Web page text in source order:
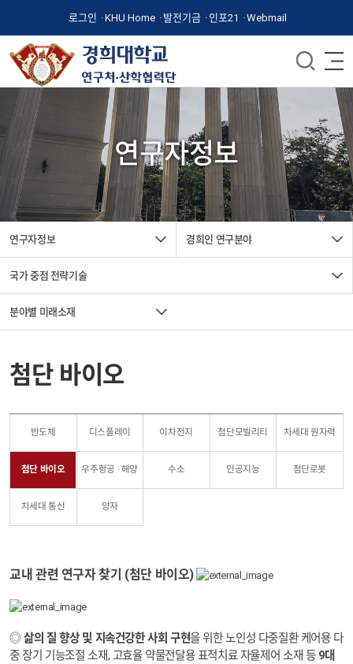
로그인 KHU Home 발전기금 인포21 Webmail
연구자정보
연구자정보 경희인 연구분야
국가 중점 전략기술
분야별 미래소재
첨단 바이오
반도체 디스플레이 이차전지 첨단모빌리티 차세대 원자력
첨단 바이오 우주항공 · 해양 수소 인공지능 첨단로봇
차세대 통신 양자
교내관련 연구자 찾기 (첨단 바이오)
◎삶의 질 향상 및 지속건강한 사회 구현을 위한 노인성 다중질환 케어용 다
중 장기 기능조절 소재, 고효율 약물전달용 표적치료 자율제어 소재 등 9대